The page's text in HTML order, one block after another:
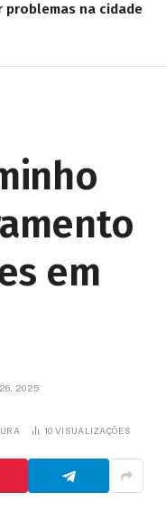
problemas na cidade
em
2025
10VISUALIZAÇÕES